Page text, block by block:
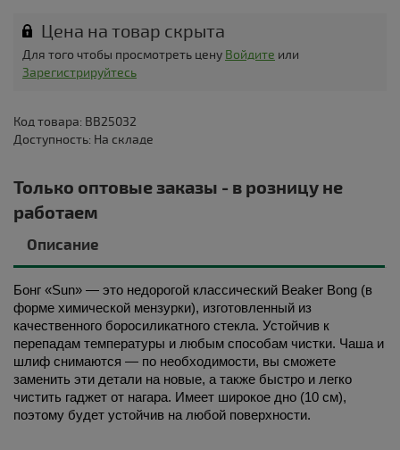
Цена на товар скрыта
Для того чтобы просмотреть цену Войдите или
Зарегистрируйтесь
Код товара: BB25032
Доступность: На складе
Только оптовые заказы - в розницу не
работаем
Описание
Бонг «Sun» — это недорогой классический Beaker Bong (в
форме химической мензурки), изготовленный из
качественного боросиликатного стекла. Устойчив к
перепадам температуры и любым способам чистки. Чаша и
шлиф снимаются — по необходимости, вы сможете
заменить эти детали на новые, а также быстро и легко
чистить гаджет от нагара. Имеет широкое дно (10 см),
поэтому будет устойчив на любой поверхности.